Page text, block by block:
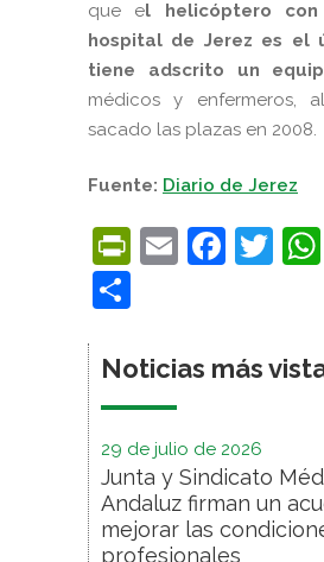
que el helicóptero
hospital de Jerez es el
tiene adscrito un
médicos y enfermeros,
sacado las plazas en 2008.
Fuente: Diario de Jerez
Email
Noticias más
29 de julio de 2026
Junta y Sindicato
Andaluz firman un
mejorar las
profesionales